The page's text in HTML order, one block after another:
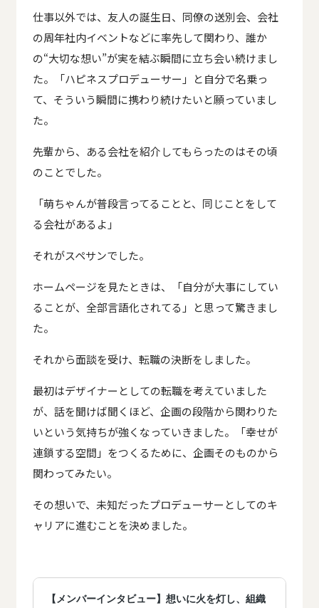
仕事以外では、友人の誕生日、同僚の送別会、会社
の周年社内イベントなどに率先して関わり、誰か
の“大切な想い”が実を結ぶ瞬間に立ち会い続けまし
た。「ハピネスプロデューサー」と自分で名乗っ
て、そういう瞬間に携わり続けたいと願っていまし
た。
先輩から、ある会社を紹介してもらったのはその頃
のことでした。
「萌ちゃんが普段言ってることと、同じことをして
る会社があるよ」
それがスペサンでした。
ホームページを見たときは、「自分が大事にしてい
ることが、全部言語化されてる」と思って驚きまし
た。
それから面談を受け、転職の決断をしました。
最初はデザイナーとしての転職を考えていました
が、話を聞けば聞くほど、企画の段階から関わりた
いという気持ちが強くなっていきました。「幸せが
連鎖する空間」をつくるために、企画そのものから
関わってみたい。
その想いで、未知だったプロデューサーとしてのキ
ャリアに進むことを決めました。